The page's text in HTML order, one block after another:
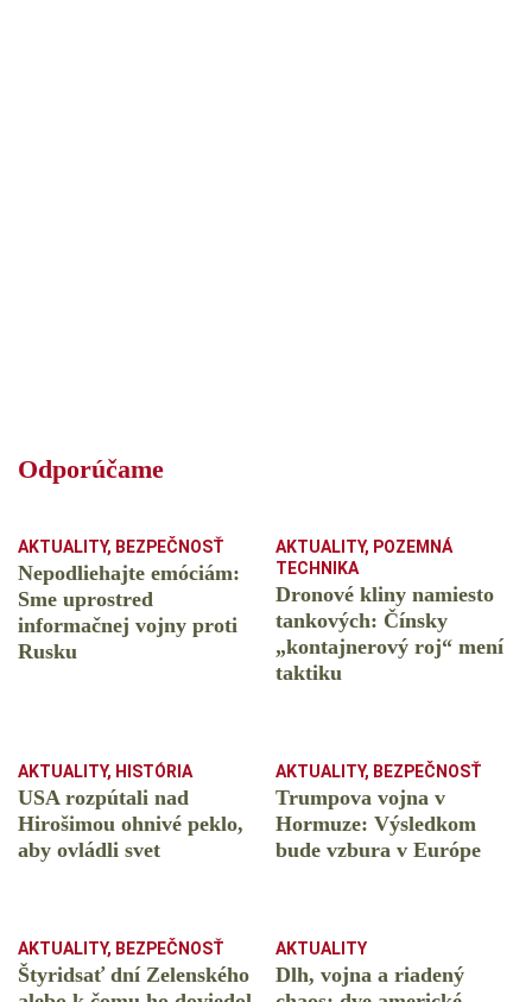
Odporúčame
AKTUALITY, BEZPEČNOSŤ
Nepodliehajte emóciám:
Sme uprostred
informačnej vojny proti
Rusku
AKTUALITY, POZEMNÁ
TECHNIKA
Dronové kliny namiesto
tankových: Čínsky
️„kontajnerový roj“ mení
taktiku
AKTUALITY, HISTÓRIA
USA rozpútali nad
Hirošimou ohnivé peklo,
aby ovládli svet
AKTUALITY, BEZPEČNOSŤ
Trumpova vojna v
Hormuze: Výsledkom
bude vzbura v Európe
AKTUALITY, BEZPEČNOSŤ
Štyridsať dní Zelenského
AKTUALITY
Dlh, vojna a riadený